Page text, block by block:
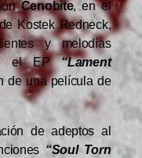
Cenobite, en el
Kostek Redneck,
y melodías
el EP“Lament
de una película de
de adeptos al
“Soul Torn